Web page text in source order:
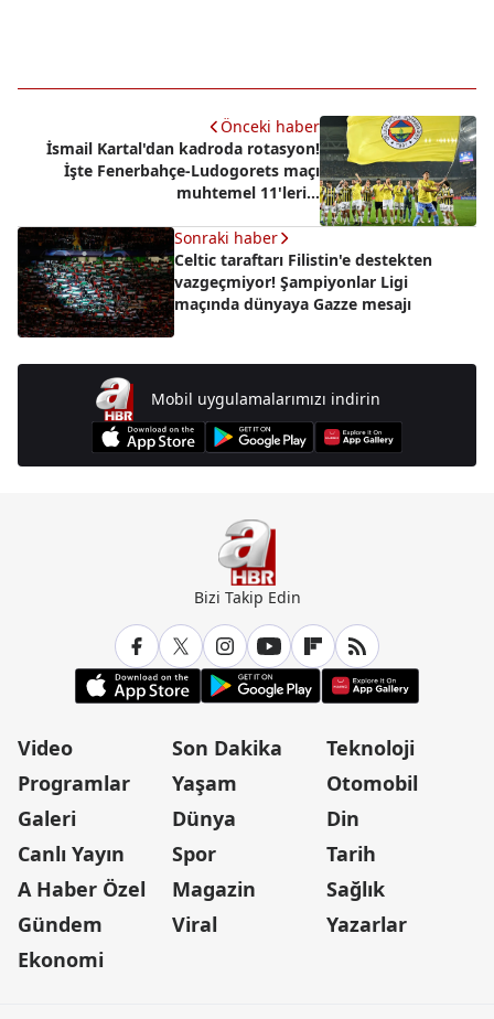
Önceki haber
İsmail Kartal'dan kadroda rotasyon!
İşte Fenerbahçe-Ludogorets maçı
muhtemel 11'leri...
Sonraki haber
Celtic taraftarı Filistin'e destekten
vazgeçmiyor! Şampiyonlar Ligi
maçında dünyaya Gazze mesajı
Mobil uygulamalarımızı indirin
Bizi Takip Edin
Video
Programlar
Galeri
Canlı Yayın
A Haber Özel
Gündem
Ekonomi
Son Dakika
Yaşam
Dünya
Spor
Magazin
Viral
Teknoloji
Otomobil
Din
Tarih
Sağlık
Yazarlar